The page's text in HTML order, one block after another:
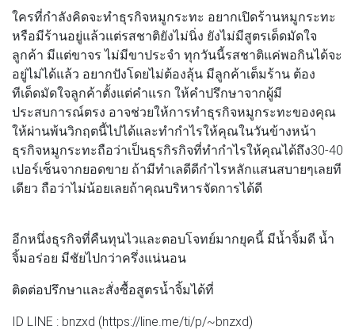
ใครที่กำลังคิดจะทำธุรกิจหมูกระทะ อยากเปิดร้านหมูกระทะ
หรือมีร้านอยู่แล้วแต่รสชาติยังไม่นิ่ง ยังไม่มีสูตรเด็ดมัดใจ
ลูกค้า มีแต่ขาจร ไม่มีขาประจำ ทุกวันนี้รสชาติแค่พอกินได้จะ
อยู่ไม่ได้แล้ว อยากปังโดยไม่ต้องลุ้น มีลูกค้าเต็มร้าน ต้อง
ทีเด็ดมัดใจลูกค้าตั้งแต่คำแรก ให้คำปรึกษาจากผู้มี
ประสบการณ์ตรง อาจช่วยให้การทำธุรกิจหมูกระทะของคุณ
ให้ผ่านพ้นวิกฤตนี้ไปได้และทำกำไรให้คุณในวันข้างหน้า
ธุรกิจหมูกระทะถือว่าเป็นธุรกิรกิจที่ทำกำไรให้คุณได้ถึง30-40
เปอร์เซ็นจากยอดขาย ถ้ามีทำเลดีดีกำไรหลักแสนสบายๆเลยที
เดียว ถือว่าไม่น้อยเลยถ้าคุณบริหารจัดการได้ดี
อีกหนึ่งธุรกิจที่คืนทุนไวและตอบโจทย์มากยุคนี้ มีน้ำจิ้มดี น้ำ
จิ้มอร่อย มีชัยไปกว่าครึ่งแน่นอน
ติดต่อปรึกษาและสั่งซื้อสูตรน้ำจิ้มได้ที่
ID LINE : bnzxd (https://line.me/ti/p/~bnzxd)